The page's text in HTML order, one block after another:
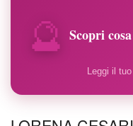
🔮 Scopri
Leggi il